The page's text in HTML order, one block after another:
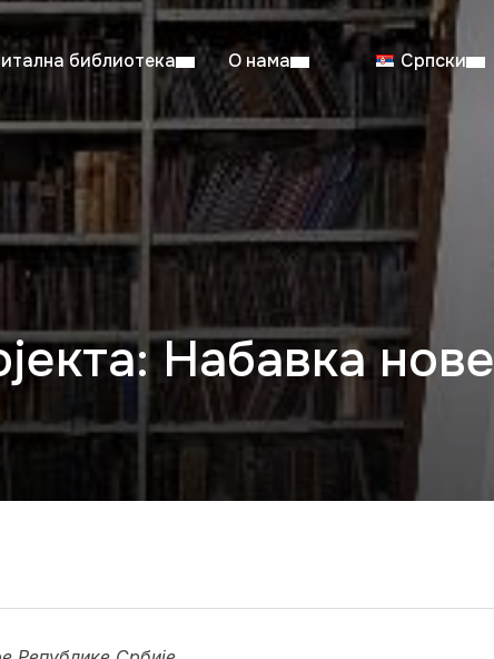
библиотека О нама Српски
Набавка нове
Суб: 08:00–14:00
јула до 29. августа